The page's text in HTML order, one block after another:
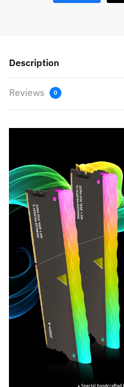
Description
Reviews 0